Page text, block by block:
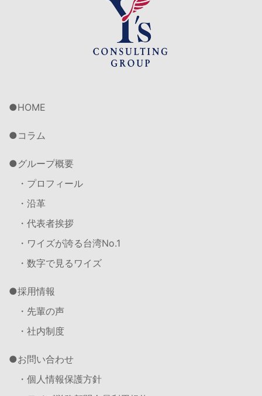
HOME
コラム
グループ概要
・プロフィール
・沿革
・代表者挨拶
・ワイズが誇る台湾No.1
・数字で見るワイズ
採用情報
・先輩の声
・社内制度
お問い合わせ
・個人情報保護方針